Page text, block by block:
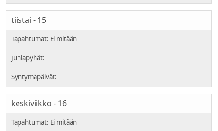
tiistai - 15
keskiviikko - 16